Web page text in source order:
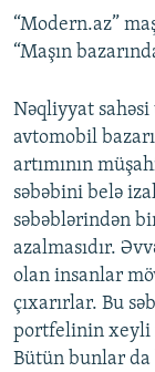
XƏBƏR
“Modern.az”
“Maşın
Nəqliyyat
avtomobil
artımının
səbəbini belə
səbəblərindən
azalmasıdır.
olan insanlar
çıxarırlar. Bu
portfelinin xeyli
Bütün bunlar da